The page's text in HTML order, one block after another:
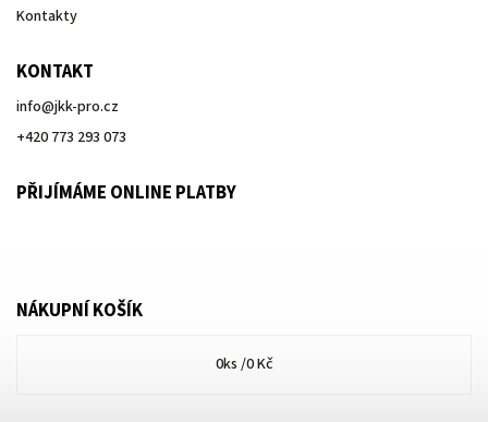
Kontakty
KONTAKT
info@jkk-pro.cz
+420 773 293 073
PŘIJÍMÁME ONLINE PLATBY
NÁKUPNÍ KOŠÍK
0ks /0 Kč